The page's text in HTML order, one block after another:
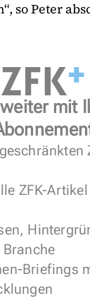
so Peter
mit
ZFK-
Briefings